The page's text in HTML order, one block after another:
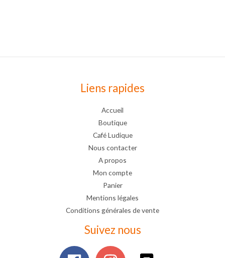
Liens rapides
Accueil
Boutique
Café Ludique
Nous contacter
A propos
Mon compte
Panier
Mentions légales
Conditions générales de vente
Suivez nous